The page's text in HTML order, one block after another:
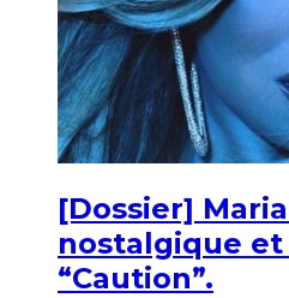
[Dossier]
nostalgique
“Caution”.